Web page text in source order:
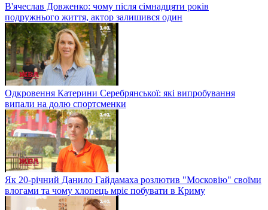
В'ячеслав Довженко: чому після сімнадцяти років
подружнього життя, актор залишився один
Одкровення Катерини Серебрянської: які випробування
випали на долю спортсменки
Як 20-річний Данило Гайдамаха розлютив "Московію" своїми
влогами та чому хлопець мріє побувати в Криму